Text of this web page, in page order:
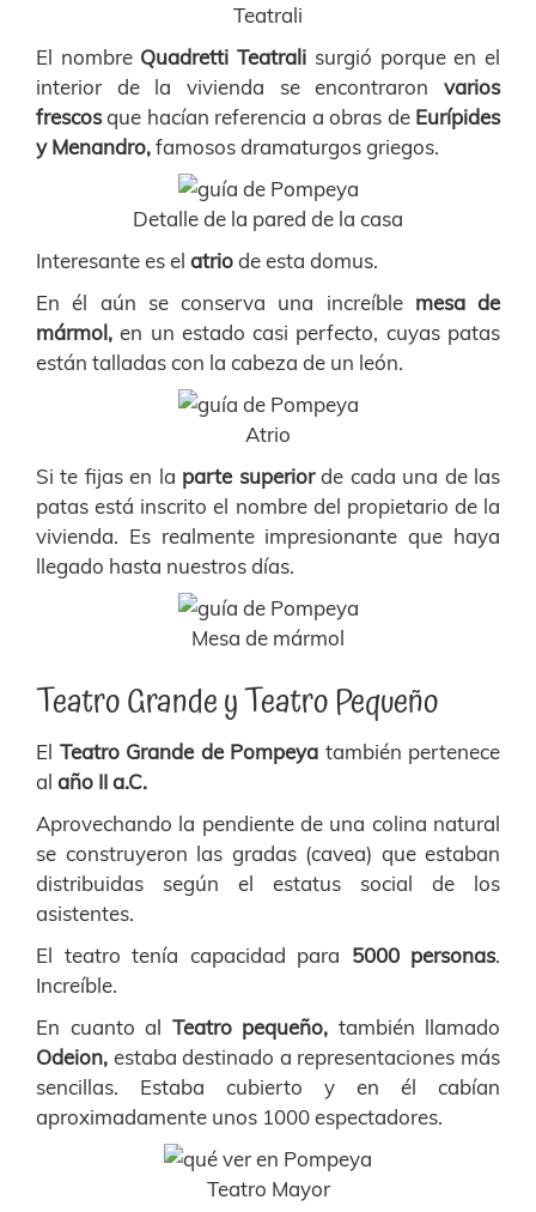
Teatrali
El nombre Quadretti Teatrali surgió porque en el
interior de la vivienda se encontraron varios
frescosque hacían referencia a obras de Eurípides
y Menandro,famosos dramaturgos griegos.
Detalle de la pared de la casa
Interesante es el atriode esta domus.
En él aún se conserva una increíble mesa de
mármol, en un estado casi perfecto, cuyas patas
están talladas con la cabeza de un león.
Atrio
Si te fijas en la parte superiorde cada una de las
patas está inscrito el nombre del propietario de la
vivienda. Es realmente impresionante que haya
llegado hasta nuestros días.
Mesa de mármol
Teatro Grande y Teatro Pequeño
El Teatro Grande de Pompeya también pertenece
al año II a.C.
Aprovechando la pendiente de una colina natural
se construyeron las gradas (cavea) que estaban
distribuidas según el estatus social de los
asistentes.
El teatro tenía capacidad para 5000 personas.
Increíble.
En cuanto al Teatro pequeño, también llamado
Odeion, estaba destinado a representaciones más
sencillas. Estaba cubierto y en él cabían
aproximadamente unos 1000 espectadores.
Teatro Mayor